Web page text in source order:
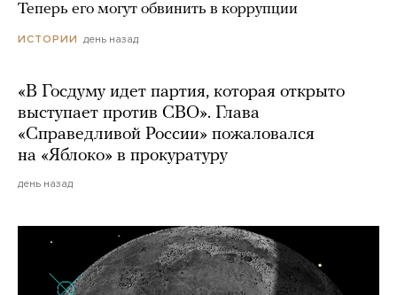
Теперь его могут обвинить в коррупции
ИСТОРИИ день назад
«В Госдуму идет партия, которая открыто
выступает против СВО». Глава
«Справедливой России» пожаловался
на «Яблоко» в прокуратуру
день назад